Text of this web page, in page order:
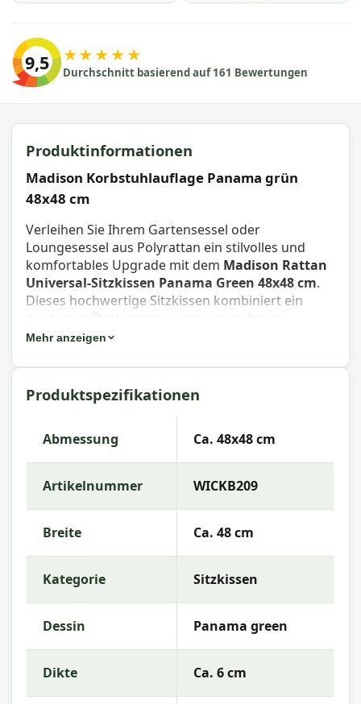
9,5 ★★★★★
Durchschnitt basierend auf 161 Bewertungen
Produktinformationen
Madison Korbstuhlauflage Panama grün
48x48 cm
Verleihen Sie Ihrem Gartensessel oder
Loungesessel aus Polyrattan ein stilvolles und
komfortables Upgrade mit dem Madison Rattan
Universal-Sitzkissen Panama Green 48x48 cm.
Dieses hochwertige Sitzkissen kombiniert ein
modernes Design mit einem angenehmen
Sitzerlebnis und wurde speziell für den
Gartensessel oder Loungesessel aus Polyrattan
und bietet immer eine gute Passform und
zusätzlichen Komfort. Die Farbe Panama Green
kombinieren.
Eigenschaften Madison Rattan
Universal-Sitzkissen Panama Green
48x48 cm
Wasserabweisend:Nicht wasserabweisend. Es
wird empfohlen, das Kissen bei Regen zu lagern
Befestigung:
Mit Schnüren zur sicheren
Mehr anzeigen
Produktspezifikationen
Abmessung Ca. 48x48 cm
Artikelnummer WICKB209
Breite Ca. 48 cm
Kategorie Sitzkissen
Dessin Panama green
Dikte Ca. 6 cm